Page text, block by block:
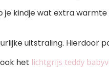
je kindje wat extra
uitstraling.
het lichtgrijs teddy